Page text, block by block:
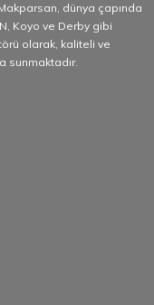
dünya çapında
Koyo ve Derby gibi
olarak, kaliteli ve
sunmaktadır.